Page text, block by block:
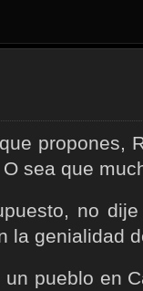
propones,
sea que
no
la genialidad
pueblo en